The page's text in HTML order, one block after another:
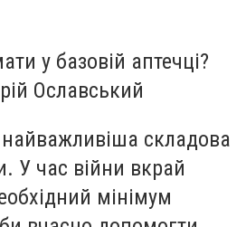
у базовій аптечці?
Ославський
складова
У час війни вкрай
мінімум